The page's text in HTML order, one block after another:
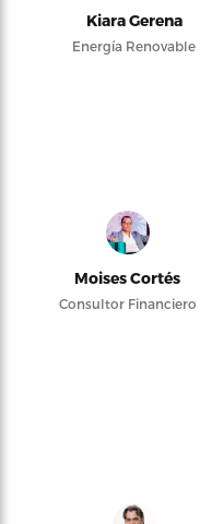
Kiara Gerena
Energía Renovable
Moises Cortés
Consultor Financiero